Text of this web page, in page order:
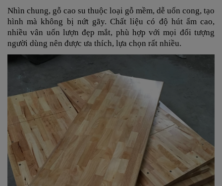
Nhìn chung, gỗ cao su thuộc loại gỗ mềm, dễ uốn cong, tạo
hình mà không bị nứt gãy. Chất liệu có độ hút ẩm cao,
nhiều vân uốn lượn đẹp mắt, phù hợp với mọi đối tượng
người dùng nên được ưa thích, lựa chọn rất nhiều.